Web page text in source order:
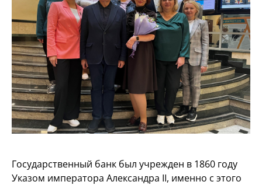
Государственный банк был учрежден в 1860 году
Указом императора Александра II, именно с этого